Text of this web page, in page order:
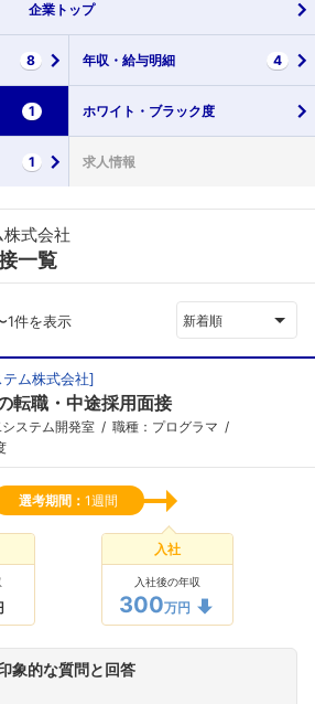
企業 トップ
8 年収・ 給与明細 4
1 ホワイト・ ブラック度
1 求人情報
式会社
一覧
1件を表示 新着順
ム株式会社]
転職・中途採用面接
ステム開発室
職種：プログラマ
選考期間： 1週間
入社
入社後の年収
300万円
象的な質問と回答